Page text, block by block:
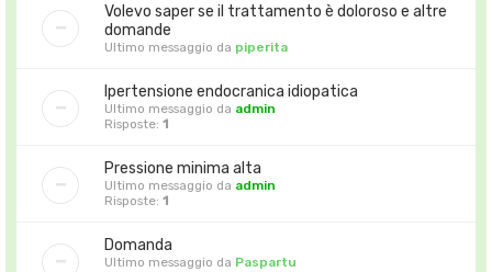
Volevo saper se il trattamento è doloroso e altre
domande
Ultimo messaggio da piperita
Ipertensione endocranica idiopatica
Ultimo messaggio da admin
Risposte: 1
Pressione minima alta
Ultimo messaggio da admin
Risposte: 1
Domanda
Ultimo messaggio da Paspartu